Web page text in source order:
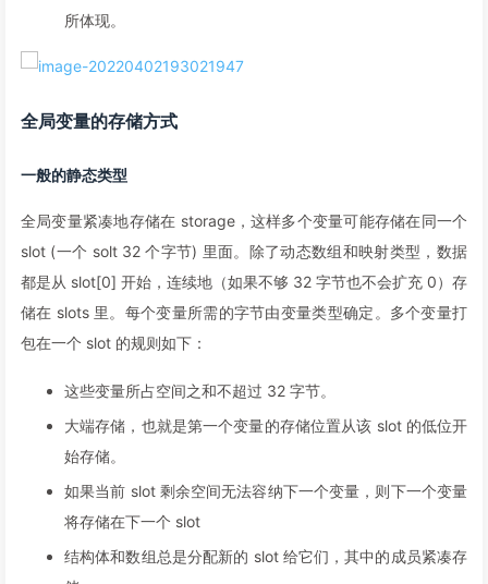
所体现。
全局变量的存储方式
一般的静态类型
全局变量紧凑地存储在 storage，这样多个变量可能存储在同一个
slot (一个 solt 32 个字节) 里面。除了动态数组和映射类型，数据
都是从 slot[0] 开始，连续地（如果不够 32 字节也不会扩充 0）存
储在 slots 里。每个变量所需的字节由变量类型确定。多个变量打
包在一个 slot 的规则如下：
这些变量所占空间之和不超过 32 字节。
大端存储，也就是第一个变量的存储位置从该 slot 的低位开
始存储。
如果当前 slot 剩余空间无法容纳下一个变量，则下一个变量
将存储在下一个 slot
结构体和数组总是分配新的 slot 给它们，其中的成员紧凑存